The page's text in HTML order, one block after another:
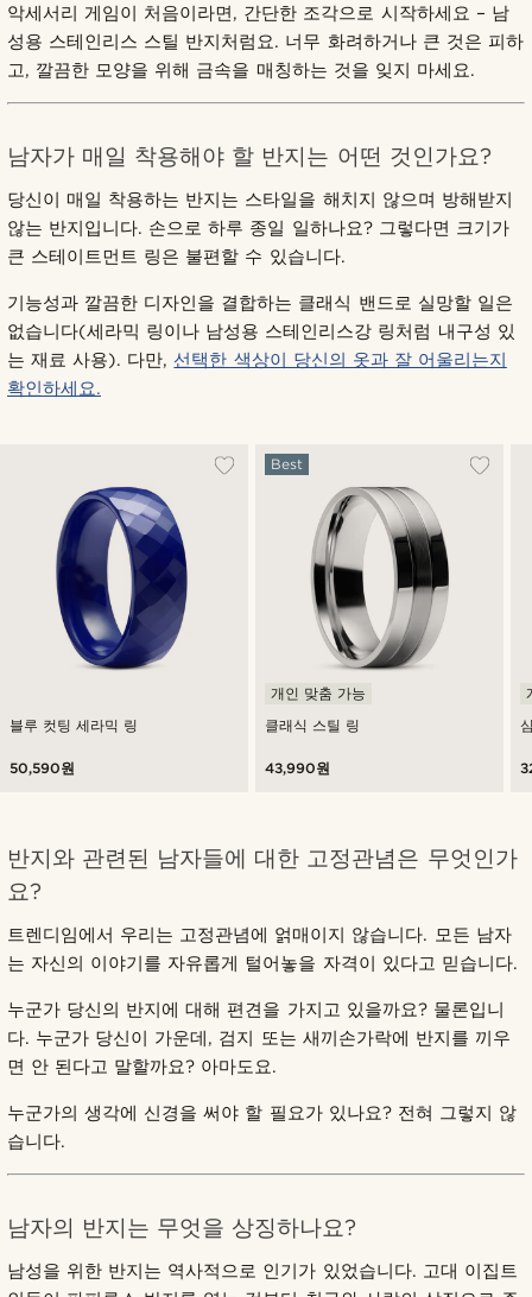
악세서리 게임이 처음이라면, 간단한 조각으로 시작하세요 – 남
성용 스테인리스 스틸 반지처럼요. 너무 화려하거나 큰 것은 피하
고, 깔끔한 모양을 위해 금속을 매칭하는 것을 잊지 마세요.
남자가 매일 착용해야 할 반지는 어떤 것인가요?
당신이 매일 착용하는 반지는 스타일을 해치지 않으며 방해받지
않는 반지입니다. 손으로 하루 종일 일하나요? 그렇다면 크기가
큰 스테이트먼트 링은 불편할 수 있습니다.
기능성과 깔끔한 디자인을 결합하는 클래식 밴드로 실망할 일은
없습니다(세라믹 링이나 남성용 스테인리스강 링처럼 내구성 있
는 재료 사용). 다만, 선택한 색상이 당신의 옷과 잘 어울리는지
확인하세요.
블루 컷팅 세라믹 링
50,590원
클래식 스틸 링
Best
개인 맞춤 가능
43,990원
반지와 관련된 남자들에 대한 고정관념은 무엇인가
요?
트렌디임에서 우리는 고정관념에 얽매이지 않습니다. 모든 남자
는 자신의 이야기를 자유롭게 털어놓을 자격이 있다고 믿습니다.
누군가 당신의 반지에 대해 편견을 가지고 있을까요? 물론입니
다. 누군가 당신이 가운데, 검지 또는 새끼손가락에 반지를 끼우
면 안 된다고 말할까요? 아마도요.
누군가의 생각에 신경을 써야 할 필요가 있나요? 전혀 그렇지 않
습니다.
남자의 반지는 무엇을 상징하나요?
남성을 위한 반지는 역사적으로 인기가 있었습니다. 고대 이집트